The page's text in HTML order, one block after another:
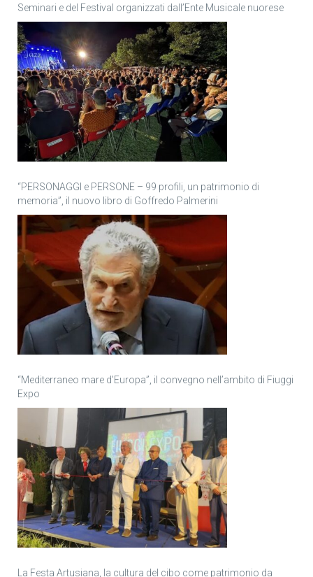
Seminari e del Festival organizzati dall’Ente Musicale nuorese
“PERSONAGGI e PERSONE – 99 profili, un patrimonio di
memoria”, il nuovo libro di Goffredo Palmerini
“Mediterraneo mare d’Europa”, il convegno nell’ambito di Fiuggi
Expo
La Festa Artusiana, la cultura del cibo come patrimonio da